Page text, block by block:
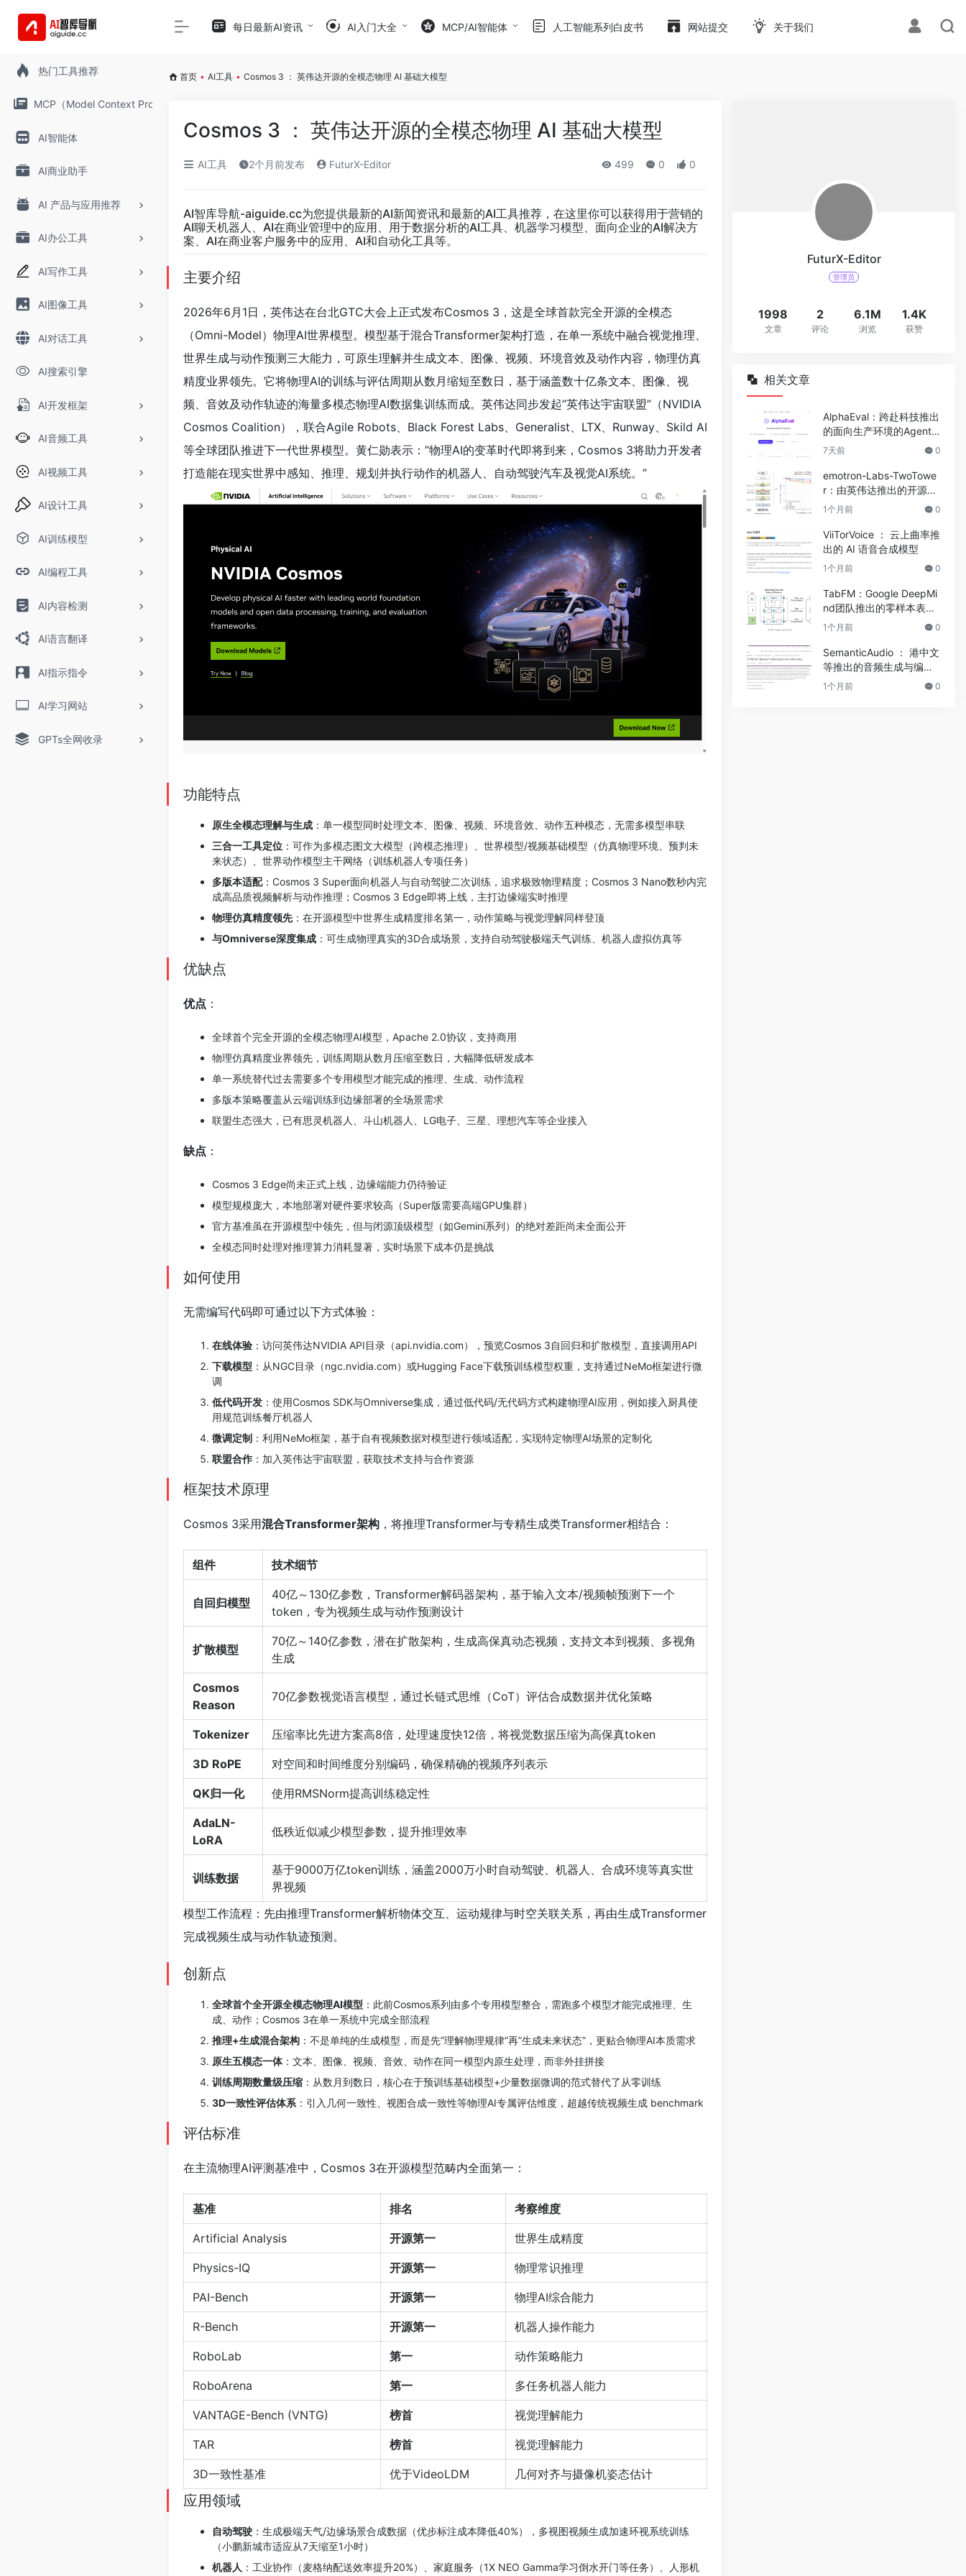
热门工具推荐
MCP（Model Context Protocol）
AI智能体
AI商业助手
AI 产品与应用推荐
AI办公工具
AI写作工具
AI图像工具
AI对话工具
AI搜索引擎
AI开发框架
AI音频工具
AI视频工具
AI设计工具
AI训练模型
AI编程工具
AI内容检测
AI语言翻译
AI指示指令
AI学习网站
GPTs全网收录
每日最新AI资讯 AI入门大全 MCP/AI智能体 人工智能系列白皮书 网站提交 关于我们
首页 • AI工具 • Cosmos 3 ： 英伟达开源的全模态物理 AI 基础大模型
Cosmos 3 ： 英伟达开源的全模态物理 AI 基础大模型
AI工具 2个月前发布 FuturX-Editor 499 0 0
AI智库导航-aiguide.cc为您提供最新的AI新闻资讯和最新的AI工具推荐，在这里你可以获得用于营销的
AI聊天机器人、AI在商业管理中的应用、用于数据分析的AI工具、机器学习模型、面向企业的AI解决方
案、AI在商业客户服务中的应用、AI和自动化工具等。
主要介绍
2026年6月1日，英伟达在台北GTC大会上正式发布Cosmos 3，这是全球首款完全开源的全模态
（Omni-Model）物理AI世界模型。模型基于混合Transformer架构打造，在单一系统中融合视觉推理、
世界生成与动作预测三大能力，可原生理解并生成文本、图像、视频、环境音效及动作内容，物理仿真
精度业界领先。它将物理AI的训练与评估周期从数月缩短至数日，基于涵盖数十亿条文本、图像、视
频、音效及动作轨迹的海量多模态物理AI数据集训练而成。英伟达同步发起”英伟达宇宙联盟”（NVIDIA
Cosmos Coalition），联合Agile Robots、Black Forest Labs、Generalist、LTX、Runway、Skild AI
等全球团队推进下一代世界模型。黄仁勋表示：”物理AI的变革时代即将到来，Cosmos 3将助力开发者
打造能在现实世界中感知、推理、规划并执行动作的机器人、自动驾驶汽车及视觉AI系统。”
功能特点
原生全模态理解与生成 ：单一模型同时处理文本、图像、视频、环境音效、动作五种模态，无需多模型串联
三合一工具定位 ：可作为多模态图文大模型（跨模态推理）、世界模型/视频基础模型（仿真物理环境、预判未
来状态）、世界动作模型主干网络（训练机器人专项任务）
多版本适配：Cosmos 3 Super面向机器人与自动驾驶二次训练，追求极致物理精度；Cosmos 3 Nano数秒内完
成高品质视频解析与动作推理；Cosmos 3 Edge即将上线，主打边缘端实时推理
物理仿真精度领先：在开源模型中世界生成精度排名第一，动作策略与视觉理解同样登顶
与Omniverse深度集成 ：可生成物理真实的3D合成场景，支持自动驾驶极端天气训练、机器人虚拟仿真等
优缺点
优点 ：
全球首个完全开源的全模态物理AI模型，Apache 2.0协议，支持商用
物理仿真精度业界领先，训练周期从数月压缩至数日，大幅降低研发成本
单一系统替代过去需要多个专用模型才能完成的推理、生成、动作流程
多版本策略覆盖从云端训练到边缘部署的全场景需求
联盟生态强大，已有思灵机器人、斗山机器人、LG电子、三星、理想汽车等企业接入
缺点 ：
Cosmos 3 Edge尚未正式上线，边缘端能力仍待验证
模型规模庞大，本地部署对硬件要求较高（Super版需要高端GPU集群）
官方基准虽在开源模型中领先，但与闭源顶级模型（如Gemini系列）的绝对差距尚未全面公开
全模态同时处理对推理算力消耗显著，实时场景下成本仍是挑战
如何使用
无需编写代码即可通过以下方式体验：
在线体验 ：访问英伟达NVIDIA API目录（api.nvidia.com），预览Cosmos 3自回归和扩散模型，直接调用API
下载模型 ：从NGC目录（ngc.nvidia.com）或Hugging Face下载预训练模型权重，支持通过NeMo框架进行微
调
低代码开发 ：使用Cosmos SDK与Omniverse集成，通过低代码/无代码方式构建物理AI应用，例如接入厨具使
用规范训练餐厅机器人
微调定制 ：利用NeMo框架，基于自有视频数据对模型进行领域适配，实现特定物理AI场景的定制化
联盟合作 ：加入英伟达宇宙联盟，获取技术支持与合作资源
框架技术原理
Cosmos 3采用混合Transformer架构 ，将推理Transformer与专精生成类Transformer相结合：
组件 技术细节
自回归模型
40亿～130亿参数，Transformer解码器架构，基于输入文本/视频帧预测下一个
token，专为视频生成与动作预测设计
扩散模型
70亿～140亿参数，潜在扩散架构，生成高保真动态视频，支持文本到视频、多视角
生成
Cosmos
Reason
70亿参数视觉语言模型，通过长链式思维（CoT）评估合成数据并优化策略
Tokenizer 压缩率比先进方案高8倍，处理速度快12倍，将视觉数据压缩为高保真token
3D RoPE 对空间和时间维度分别编码，确保精确的视频序列表示
QK归一化 使用RMSNorm提高训练稳定性
AdaLN-
LoRA
低秩近似减少模型参数，提升推理效率
训练数据
基于9000万亿token训练，涵盖2000万小时自动驾驶、机器人、合成环境等真实世
界视频
模型工作流程：先由推理Transformer解析物体交互、运动规律与时空关联关系，再由生成Transformer
完成视频生成与动作轨迹预测。
创新点
全球首个全开源全模态物理AI模型 ：此前Cosmos系列由多个专用模型整合，需跑多个模型才能完成推理、生
成、动作；Cosmos 3在单一系统中完成全部流程
推理+生成混合架构 ：不是单纯的生成模型，而是先”理解物理规律”再”生成未来状态”，更贴合物理AI本质需求
原生五模态一体：文本、图像、视频、音效、动作在同一模型内原生处理，而非外挂拼接
训练周期数量级压缩 ：从数月到数日，核心在于预训练基础模型+少量数据微调的范式替代了从零训练
3D一致性评估体系 ：引入几何一致性、视图合成一致性等物理AI专属评估维度，超越传统视频生成 benchmark
评估标准
在主流物理AI评测基准中，Cosmos 3在开源模型范畴内全面第一：
基准 排名 考察维度
Artificial Analysis 开源第一 世界生成精度
Physics-IQ 开源第一 物理常识推理
PAI-Bench 开源第一 物理AI综合能力
R-Bench 开源第一 机器人操作能力
RoboLab 第一 动作策略能力
RoboArena 第一 多任务机器人能力
VANTAGE-Bench (VNTG) 榜首 视觉理解能力
TAR 榜首 视觉理解能力
3D一致性基准 优于VideoLDM 几何对齐与摄像机姿态估计
应用领域
自动驾驶 ：生成极端天气/边缘场景合成数据（优步标注成本降低40%），多视图视频生成加速环视系统训练
（小鹏新城市适应从7天缩至1小时）
机器人 ：工业协作（麦格纳配送效率提升20%）、家庭服务（1X NEO Gamma学习倒水开门等任务）、人形机
FuturX-Editor
管理员
1998
文章
2
评论
6.1M
浏览
1.4K
获赞
相关文章
AlphaEval：跨赴科技推出
的面向生产环境的Agent
评测框架
7天前 0
emotron-Labs-TwoTowe
r：由英伟达推出的开源双
塔架构扩散语言模型
1个月前 0
ViiTorVoice ： 云上曲率推
出的 AI 语音合成模型
1个月前 0
TabFM：Google DeepMi
nd团队推出的零样本表格
基础模型
1个月前 0
SemanticAudio ： 港中文
等推出的音频生成与编辑
框架
1个月前 0